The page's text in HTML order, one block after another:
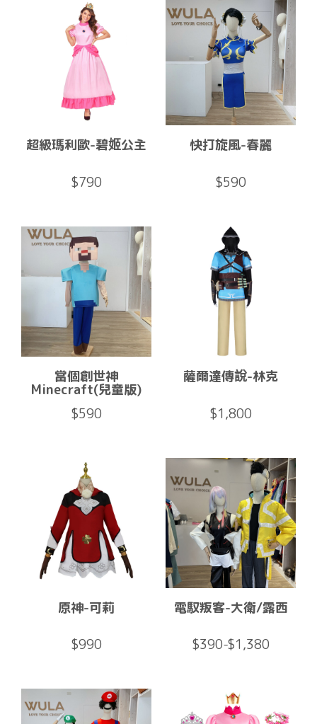
超級瑪利歐-碧姬公主
$790
快打旋風-春麗
$590
當個創世神
Minecraft(兒童版)
$590
薩爾達傳說-林克
$1,800
原神-可莉
$990
電馭叛客-大衛/露西
$390-$1,380